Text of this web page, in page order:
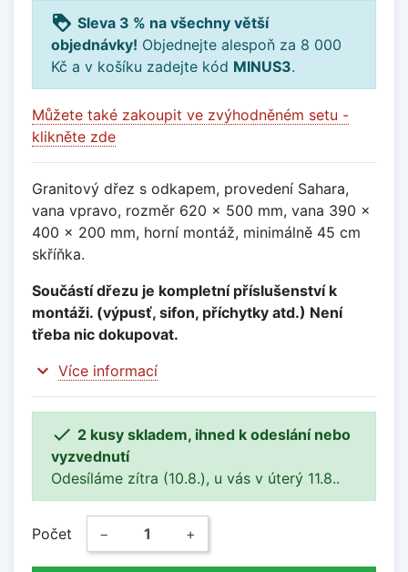
loyalty Sleva 3 % na všechny větší
objednávky! Objednejte alespoň za 8 000
Kč a v košíku zadejte kód MINUS3.
Můžete také zakoupit ve zvýhodněném setu -
klikněte zde
Granitový dřez s odkapem, provedení Sahara,
vana vpravo, rozměr 620 x 500 mm, vana 390 x
400 x 200 mm, horní montáž, minimálně 45 cm
skříňka.
Součástí dřezu je kompletní příslušenství k
montáži. (výpusť, sifon, příchytky atd.) Není
třeba nic dokupovat.
expand_more Více informací
 2 kusy skladem, ihned k odeslání nebo
vyzvednutí
Odesíláme zítra (10.8.), u vás v úterý 11.8..
Počet − +